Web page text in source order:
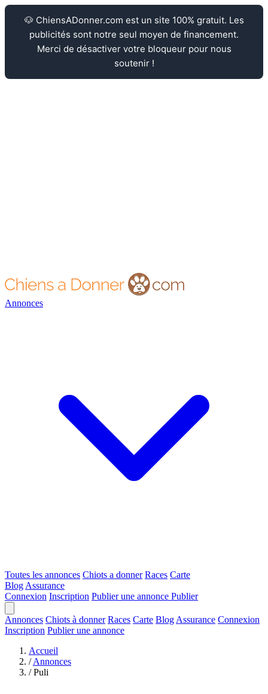
Annonces
Toutes les annonces Chiots a donner Races Carte
Blog Assurance
Connexion Inscription Publier une annonce Publier
Annonces Chiots à donner Races Carte Blog Assurance Connexion
Inscription Publier une annonce
Accueil
/ Annonces
/ Puli